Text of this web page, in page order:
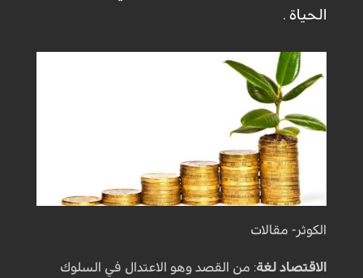
الحياة .
الكوثر- مقالات
الاقتصاد لغة: من القصد وهو الاعتدال في السلوك